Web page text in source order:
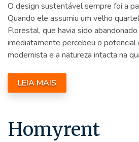
O design sustentável sempre foi a
Quando ele assumiu um velho
Florestal, que havia sido
imediatamente percebeu o potencial
modernista e a natureza intacta na
LEIA MAIS
Homyrent